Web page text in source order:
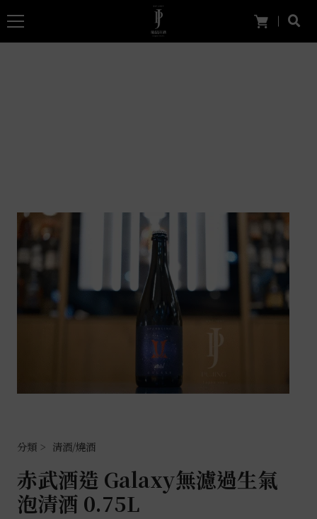
清酒/燒酒
赤武酒造 Galaxy無濾過生氣
泡清酒 0.75L